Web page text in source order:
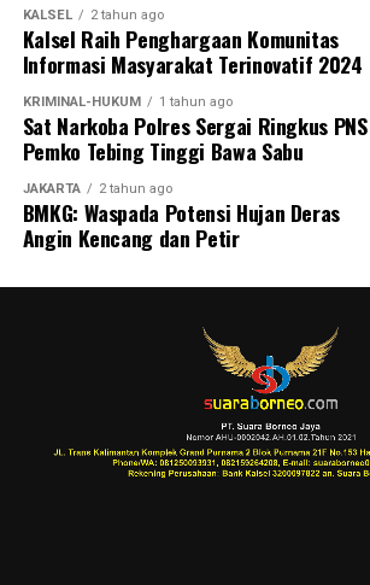
KALSEL 2 tahun ago
Kalsel Raih Penghargaan Komunitas
Informasi Masyarakat Terinovatif 2024
KRIMINAL-HUKUM 1 tahun ago
Sat Narkoba Polres Sergai Ringkus PNS
Pemko Tebing Tinggi Bawa Sabu
JAKARTA 2 tahun ago
BMKG: Waspada Potensi Hujan Deras
Angin Kencang dan Petir